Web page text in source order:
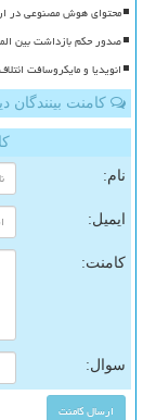
محتوای هوش مصنوعی در
صدور حکم بازداشت بین
انویدیا و مایکروسافت
کامنت بینندگان
نام:
ایمیل:
کامنت:
سوال: